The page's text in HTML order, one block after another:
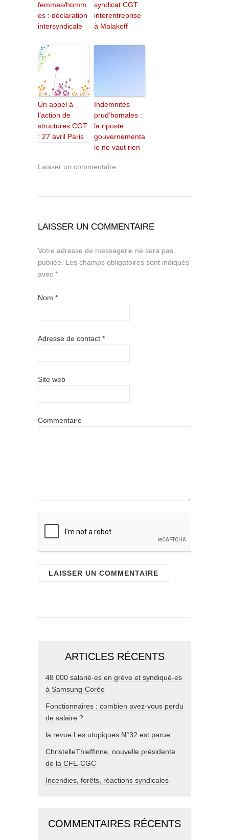
femmes/homm
es : déclaration
intersyndicale
syndicat CGT
interentreprise
à Malakoff
Un appel à
l’action de
structures CGT
: 27 avril Paris
Indemnités
prud’homales :
la riposte
gouvernementa
le ne vaut rien
Laisser un commentaire
LAISSER UN COMMENTAIRE
Votre adresse de messagerie ne sera pas
publiée. Les champs obligatoires sont indiqués
avec *
Nom *
Adresse de contact *
Site web
Commentaire
ARTICLES RÉCENTS
48 000 salarié-es en grève et syndiqué-es
à Samsung-Corée
Fonctionnaires : combien avez-vous perdu
de salaire ?
la revue Les utopiques N°32 est parue
ChristelleThieffinne, nouvelle présidente
de la CFE-CGC
Incendies, forêts, réactions syndicales
COMMENTAIRES RÉCENTS